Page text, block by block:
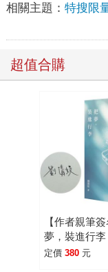
相關主題： 特搜限
超值合購
【作者親筆
夢，裝進行李
定價 380 元